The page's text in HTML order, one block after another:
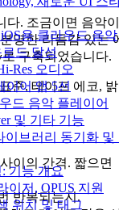
iOS용 클라우드 음악
로드 달성
Res 오디오
이어 앱 5선
드 음악 플레이어
및 기타 기능
이브러리 동기화 및
: 기능 개요
이저, OPUS 지원
위치 및 태그
다. 조금이면 음악이
명한 리듬감 있는
로 구축되었습니다.
준, 테이프 에코, 밝
이의 간격. 짧으면
반복되는지.